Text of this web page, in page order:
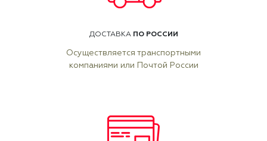
ДОСТАВКА ПО РОССИИ
Осуществляется транспортными
компаниями или Почтой России